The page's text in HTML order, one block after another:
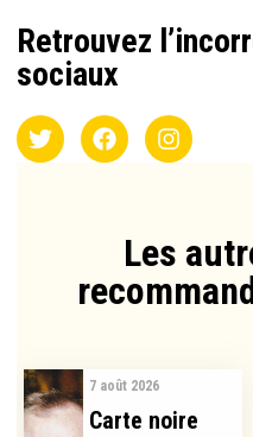
Retrouvez
sociaux
Les
7 août 2026
Carte noire